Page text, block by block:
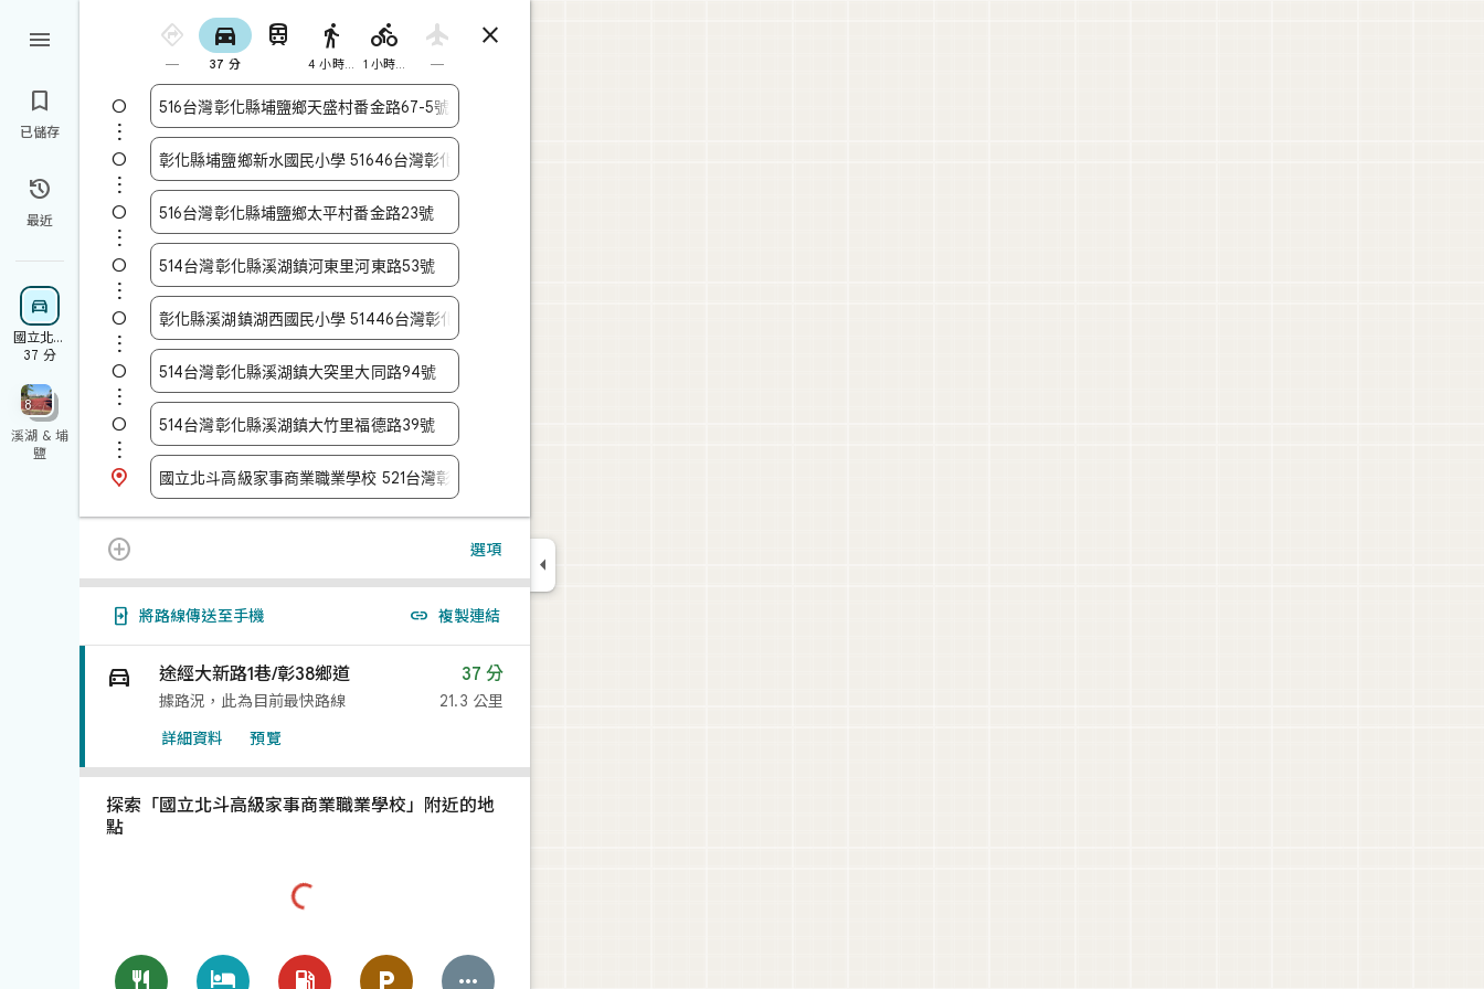
 
37 分
 
4 小時 34 分鐘

1 小時 17 分鐘
 

















已儲存

最近

國立北斗
高級家事
學校
37 分
8
溪湖 & 埔
鹽
 選項
 將路線傳送至手機  複製連結
 37 分
21.3 公里
途經大新路1巷/彰38鄉道
據路況，此為目前最快路線
詳細資料
預覽
探索「國立北斗高級家事商業職業學校」附近的地
點
    
